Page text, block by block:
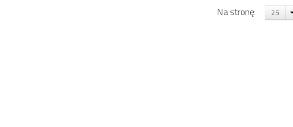
Na stronę: 25